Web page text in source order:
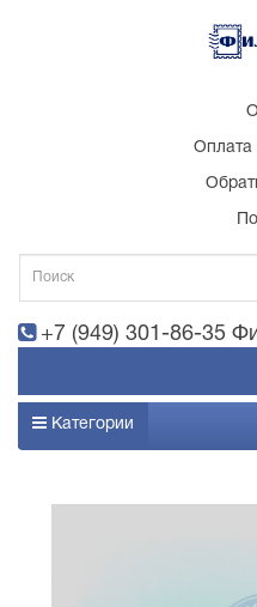
Оплата
+7 (949) 301-86-35
Категории